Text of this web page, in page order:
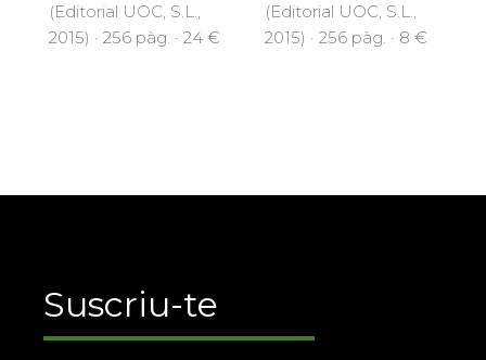
(Editorial UOC, S.L.,
2015) · 256 pàg. · 24 €
(Editorial UOC, S.L.,
2015) · 256 pàg. · 8 €
Suscriu-te